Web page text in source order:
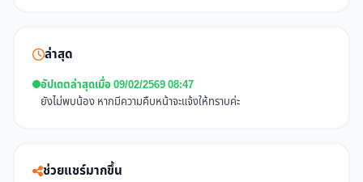
ล่าสุด
อัปเดตล่าสุดเมื่อ 09/02/2569 08:47
ยังไม่พบน้อง หากมีความคืบหน้าจะแจ้งให้ทราบค่ะ
ช่วยแชร์มากขึ้น